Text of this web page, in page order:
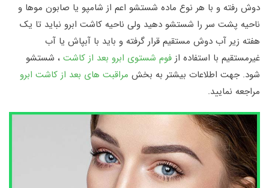
دوش رفته و با هر نوع ماده شستشو اعم از شامپو یا صابون موها و
ناحیه پشت سر را شستشو دهید ولی ناحیه کاشت ابرو نباید تا یک
هفته زیر آب دوش مستقیم قرار گرفته و باید با آبپاش یا آب
غیرمستقیم با استفاده از فوم شستوی ابرو بعد از کاشت ، شستشو
شود. جهت اطلاعات بیشتر به بخش مراقبت‌ های بعد از کاشت ابرو
مراجعه نمایید.